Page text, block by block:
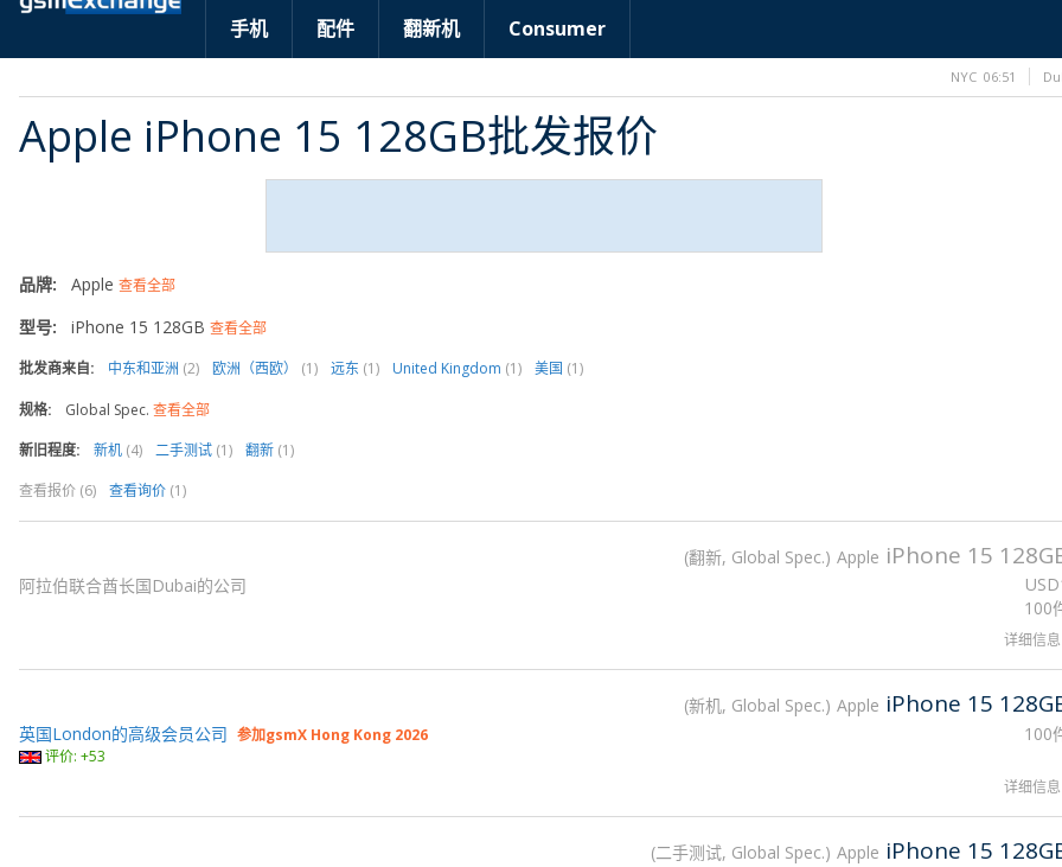
手机 配件 翻新机 Consumer
Apple iPhone 15 128GB批发报价
品牌: Apple 查看全部
型号: iPhone 15 128GB 查看全部
批发商来自:
中东和亚洲 (2) 欧洲（西欧） (1) 远东 (1) United Kingdom (1) 美国 (1)
规格: Global Spec. 查看全部
新旧程度:
新机 (4) 二手测试 (1) 翻新 (1)
查看报价 (6)
查看询价 (1)
翻新, Global Spec. Apple iPhone 15
USD
100
阿拉伯联合酋长国Dubai的公司
详细信息
新机, Global Spec. Apple iPhone 15
100
英国London的高级会员公司 参加gsmX Hong Kong 2026
评价: +53
详细信息
二手测试, Global Spec. Apple iPhone 15
NYC 06:51